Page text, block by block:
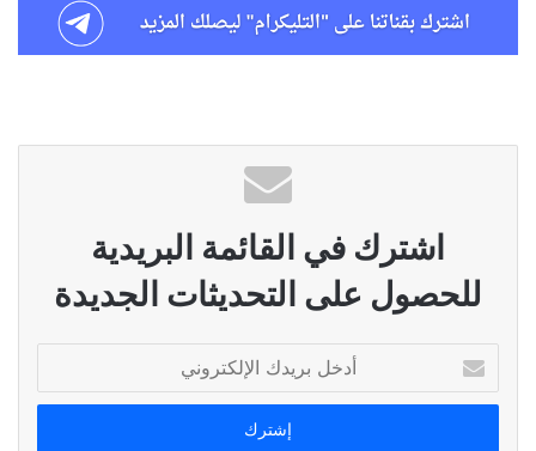
اشترك في القائمة البريدية
للحصول على التحديثات الجديدة
بريدك
الإلكتروني